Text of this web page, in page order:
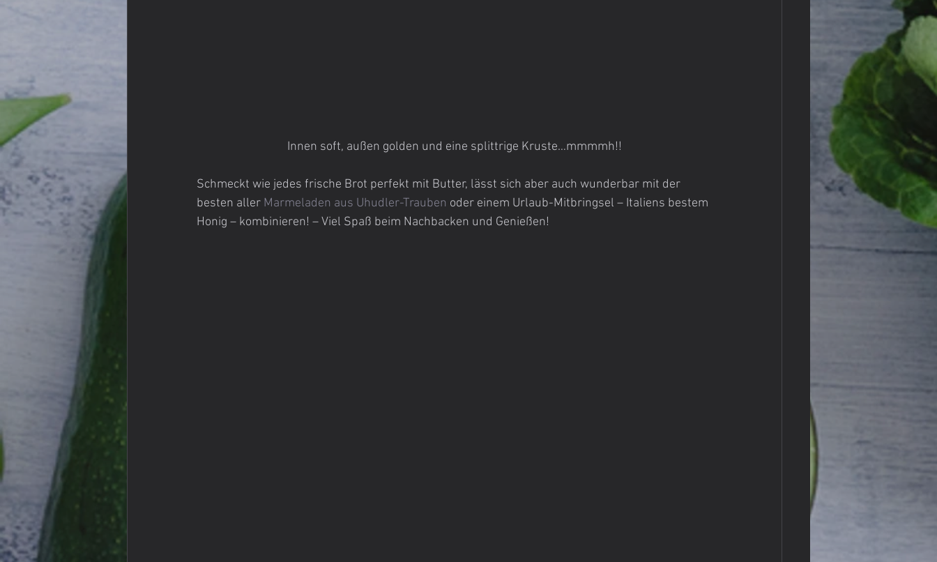
Innen soft, außen golden und eine splittrige Kruste…mmmmh!!
Schmeckt wie jedes frische Brot perfekt mit Butter, lässt sich aber auch wunderbar mit der
besten aller Marmeladen aus Uhudler-Trauben oder einem Urlaub-Mitbringsel – Italiens bestem
Honig – kombinieren! – Viel Spaß beim Nachbacken und Genießen!